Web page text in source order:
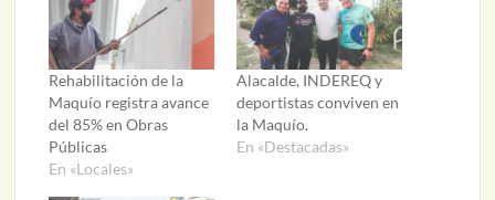
Rehabilitación de la
Maquío registra avance
del 85% en Obras
Públicas
En «Locales»
Alacalde, INDEREQ y
deportistas conviven en
la Maquío.
En «Destacadas»